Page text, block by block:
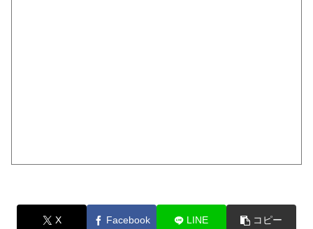
X Facebook LINE コピー